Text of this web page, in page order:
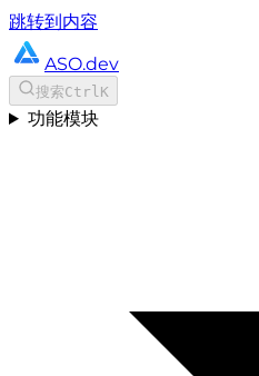
跳转到内容
ASO.dev
搜索CtrlK
功能模块